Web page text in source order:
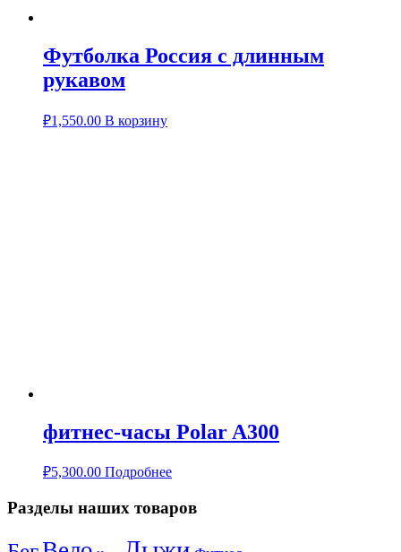
Футболка Россия с длинным
рукавом
₽1,550.00 В корзину
фитнес-часы Polar A300
₽5,300.00 Подробнее
Разделы наших товаров